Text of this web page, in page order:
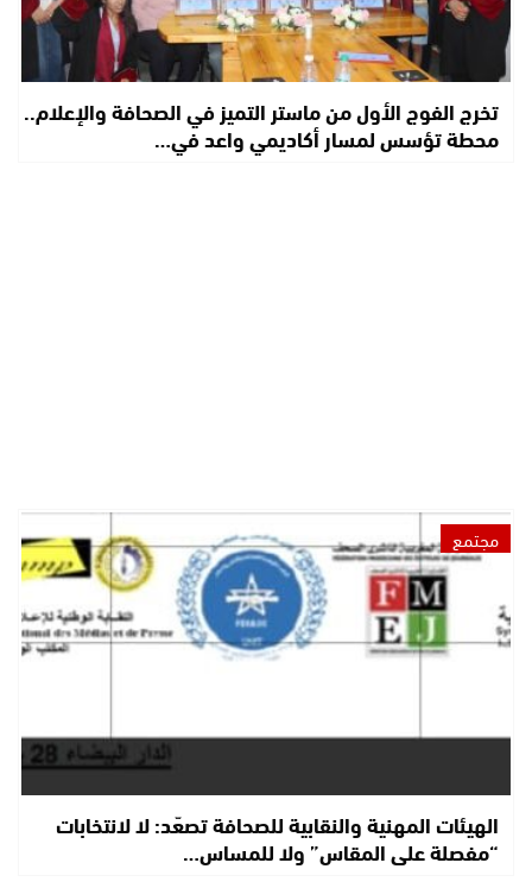
تخرج الفوج الأول من ماستر التميز في الصحافة والإعلام..
محطة تؤسس لمسار أكاديمي واعد في…
مجتمع
الهيئات المهنية والنقابية للصحافة تصعّد: لا لانتخابات
“مفصلة على المقاس” ولا للمساس…